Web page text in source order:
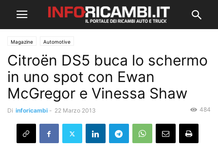
Magazine Automotive
Citroën DS5 buca lo schermo
in uno spot con Ewan
McGregor e Vinessa Shaw
Di inforicambi - 22 Marzo 2013 484